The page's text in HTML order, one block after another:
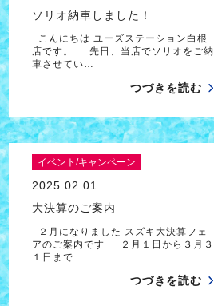
ソリオ納車しました！
こんにちは ユーズステーション白根
店です。 先日、当店でソリオをご納
車させてい…
つづきを読む
イベント/キャンペーン
2025.02.01
大決算のご案内
２月になりました スズキ大決算フェ
アのご案内です ２月１日から３月３
１日まで…
つづきを読む